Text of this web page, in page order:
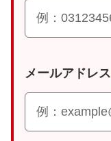
メールアドレス